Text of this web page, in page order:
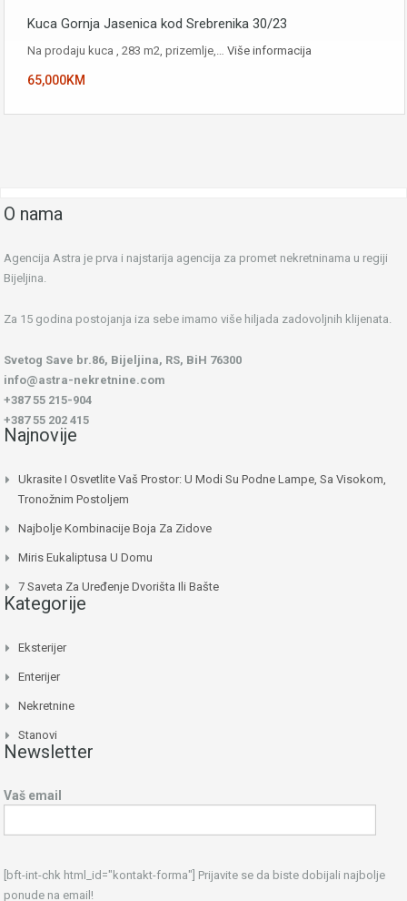
Kuca Gornja Jasenica kod Srebrenika 30/23
Na prodaju kuca , 283 m2, prizemlje,… Više informacija
65,000KM
O nama
Agencija Astra je prva i najstarija agencija za promet nekretninama u regiji
Bijeljina.
Za 15 godina postojanja iza sebe imamo više hiljada zadovoljnih klijenata.
Svetog Save br.86, Bijeljina, RS, BiH 76300
info@astra-nekretnine.com
+387 55 215-904
+387 55 202 415
Najnovije
Ukrasite I Osvetlite Vaš Prostor: U Modi Su Podne Lampe, Sa Visokom,
Tronožnim Postoljem
Najbolje Kombinacije Boja Za Zidove
Miris Eukaliptusa U Domu
7 Saveta Za Uređenje Dvorišta Ili Bašte
Kategorije
Eksterijer
Enterijer
Nekretnine
Stanovi
Newsletter
Vaš email
[bft-int-chk html_id="kontakt-forma"] Prijavite se da biste dobijali najbolje
ponude na email!